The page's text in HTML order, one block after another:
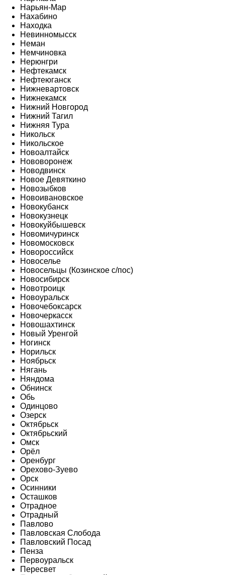
Нарьян-Мар
Нахабино
Находка
Невинномысск
Неман
Немчиновка
Нерюнгри
Нефтекамск
Нефтеюганск
Нижневартовск
Нижнекамск
Нижний Новгород
Нижний Тагил
Нижняя Тура
Никольск
Никольское
Новоалтайск
Нововоронеж
Новодвинск
Новое Девяткино
Новозыбков
Новоивановское
Новокубанск
Новокузнецк
Новокуйбышевск
Новомичуринск
Новомосковск
Новороссийск
Новоселье
Новосельцы (Козинское с/пос)
Новосибирск
Новотроицк
Новоуральск
Новочебоксарск
Новочеркасск
Новошахтинск
Новый Уренгой
Ногинск
Норильск
Ноябрьск
Нягань
Няндома
Обнинск
Обь
Одинцово
Озерск
Октябрьск
Октябрьский
Омск
Орёл
Оренбург
Орехово-Зуево
Орск
Осинники
Осташков
Отрадное
Отрадный
Павлово
Павловская Слобода
Павловский Посад
Пенза
Первоуральск
Пересвет